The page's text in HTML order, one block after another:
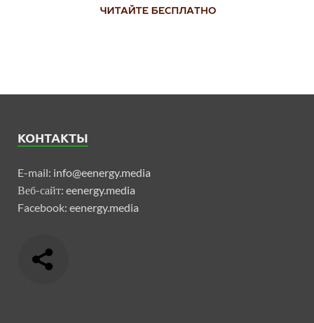
КОНТАКТЫ
E-mail: info@eenergy.media
Веб-сайт: eenergy.media
Facebook: eenergy.media